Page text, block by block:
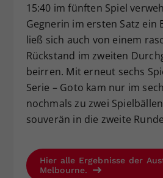
15:40 im fünften Spiel
Gegnerin im ersten Satz ein
ließ sich auch von einem
Rückstand im zweiten
beirren. Mit erneut sechs
Serie – Goto kam nur im
nochmals zu zwei
souverän in die zweite
Hier alle Ergebnisse der
Melbourne.